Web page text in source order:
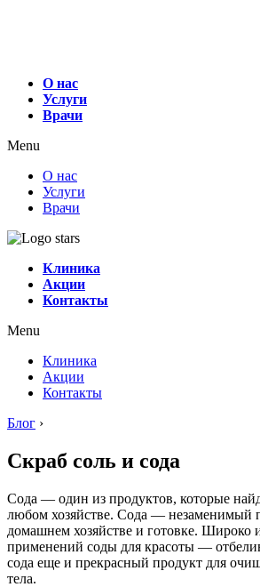
О нас
Услуги
Врачи
Menu
О нас
Услуги
Врачи
Клиника
Акции
Контакты
Menu
Клиника
Акции
Контакты
Блог ›
Скраб соль и сода
Сода — один из продуктов, которые
любом хозяйстве. Сода — незаменимый
домашнем хозяйстве и готовке. Широко
применений соды для красоты —
сода еще и прекрасный продукт для
тела.